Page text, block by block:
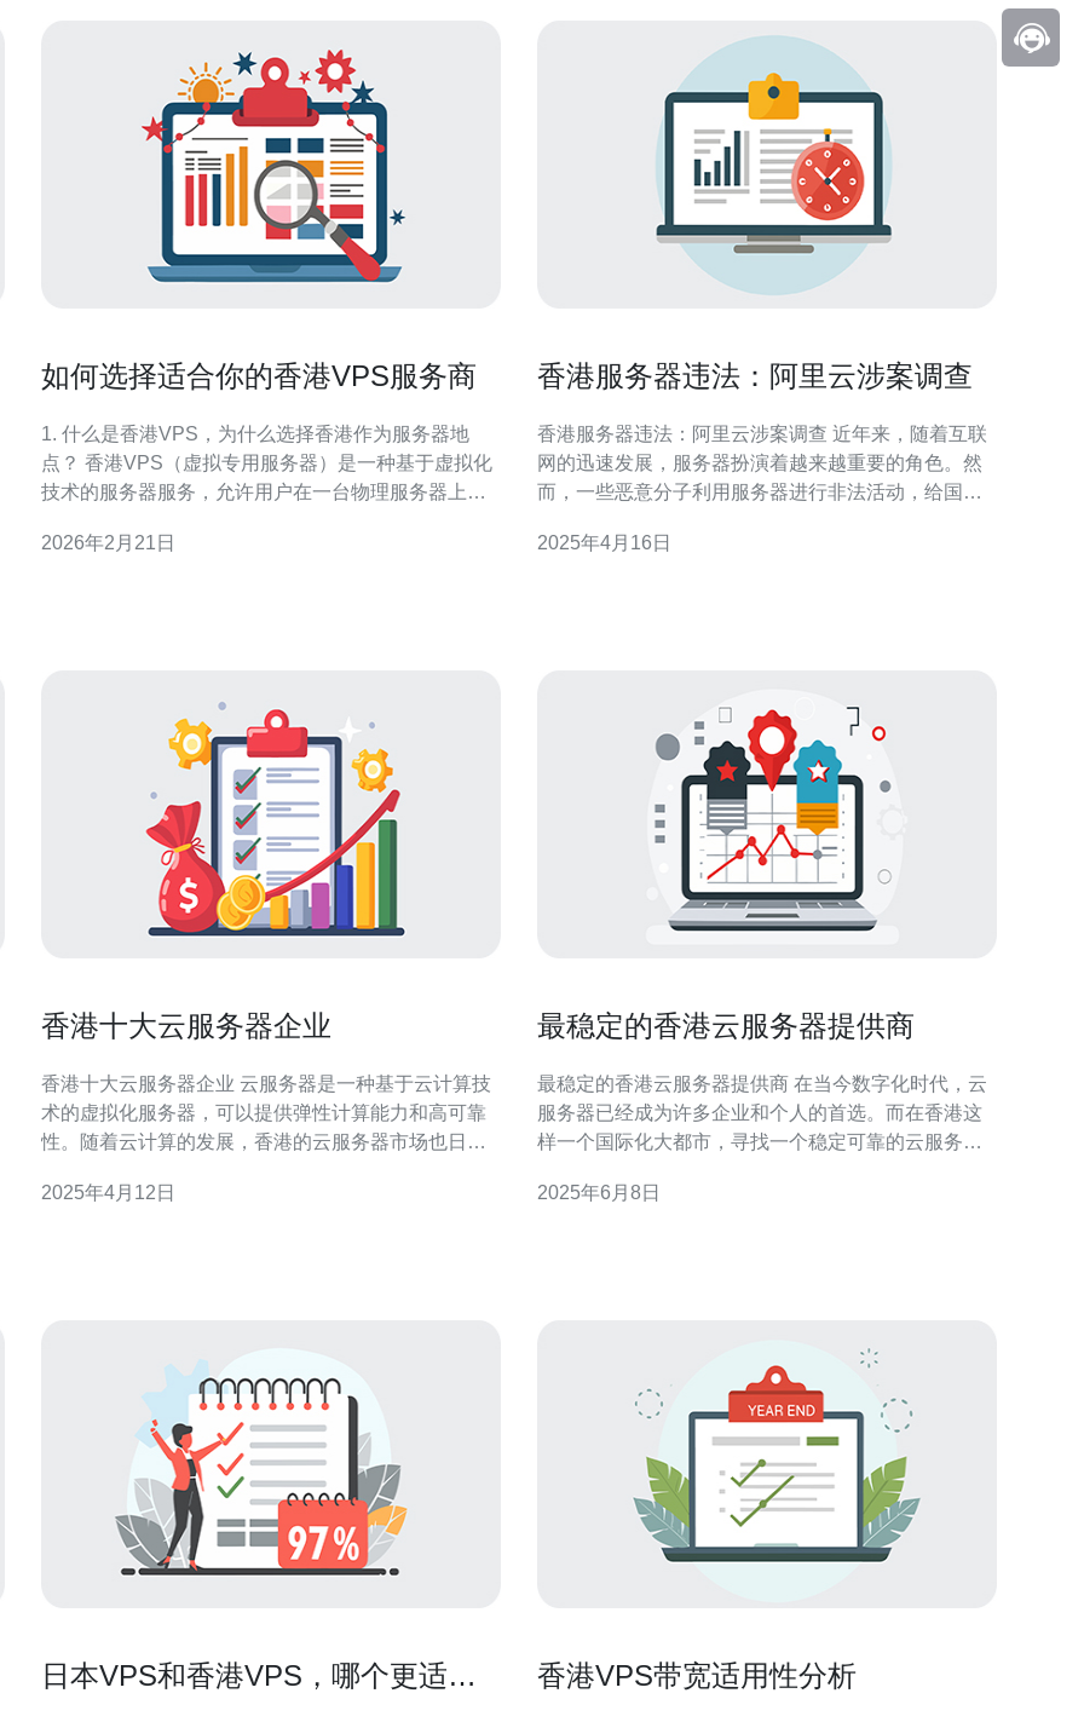
如何选择适合你的香港VPS服务商
1. 什么是香港VPS，为什么选择香港作为服务器地
点？ 香港VPS（虚拟专用服务器）是一种基于虚拟化
技术的服务器服务，允许用户在一台物理服务器上创
主要有几个：首先，香港地理位置优越，连接亚洲及
2026年2月21日
香港服务器违法：阿里云涉案调查
香港服务器违法：阿里云涉案调查 近年来，随着互联
网的迅速发展，服务器扮演着越来越重要的角色。然
而，一些恶意分子利用服务器进行非法活动，给国家
为，相关部门对服务器提供商展开了调查。 作为中国
2025年4月16日
香港十大云服务器企业
香港十大云服务器企业 云服务器是一种基于云计算技
术的虚拟化服务器，可以提供弹性计算能力和高可靠
性。随着云计算的发展，香港的云服务器市场也日益
领先的云服务器提供商之一。他们提供灵活的云服务
2025年4月12日
最稳定的香港云服务器提供商
最稳定的香港云服务器提供商 在当今数字化时代，云
服务器已经成为许多企业和个人的首选。而在香港这
样一个国际化大都市，寻找一个稳定可靠的云服务器
云服务器提供商，其稳定性和优质服务令人信赖。 香
2025年6月8日
日本VPS和香港VPS，哪个更适合
香港VPS带宽适用性分析